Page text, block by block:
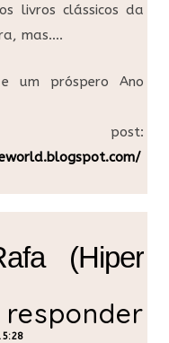
livros clássicos da
mas….
um próspero Ano
post:
(Hiper
responder